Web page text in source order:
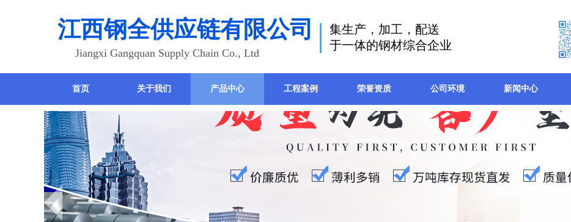
江西钢全供应链有限公司
Jiangxi Gangquan Supply Chain Co., Ltd
集生产，加工，配送
于一体的钢材综合企业
首页 关于我们 产品中心 工程案例 荣誉资质 公司环境 新闻中心